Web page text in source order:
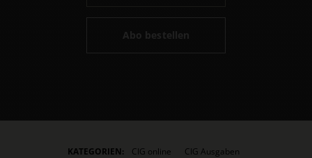
Abo bestellen
KATEGORIEN: CIG online CIG Ausgaben